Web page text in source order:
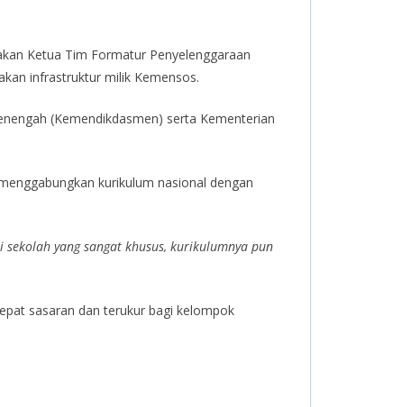
Ketua Tim Formatur Penyelenggaraan
infrastruktur milik Kemensos.
(Kemendikdasmen) serta Kementerian
kurikulum nasional dengan
yang sangat khusus, kurikulumnya pun
sasaran dan terukur bagi kelompok